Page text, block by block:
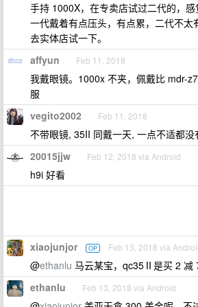
手持 1000X，在专卖店试过二代的，感
一代戴着有点压头，有点累，二代不太
去实体店试一下。
affyun Feb 11, 2018
我戴眼镜。1000x 不夹，佩戴比 mdr-
服
vegito2002 Feb 11, 2018
不带眼镜, 35II 同戴一天, 一点不适都没
20015jjw Feb 12, 2018 via Android
h9i 好看
xiaojunjor OP Feb 13, 2018 via
@ethanlu 马云某宝，qc35Ⅱ是买 2 减
ethanlu Feb 13, 2018 via Android